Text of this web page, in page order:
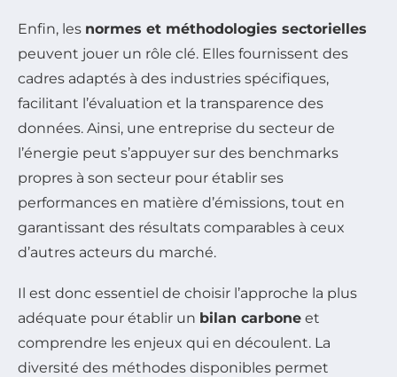
Enfin, les normes et méthodologies sectorielles
peuvent jouer un rôle clé. Elles fournissent des
cadres adaptés à des industries spécifiques,
facilitant l’évaluation et la transparence des
données. Ainsi, une entreprise du secteur de
l’énergie peut s’appuyer sur des benchmarks
propres à son secteur pour établir ses
performances en matière d’émissions, tout en
garantissant des résultats comparables à ceux
d’autres acteurs du marché.
Il est donc essentiel de choisir l’approche la plus
adéquate pour établir un bilan carbone et
comprendre les enjeux qui en découlent. La
diversité des méthodes disponibles permet